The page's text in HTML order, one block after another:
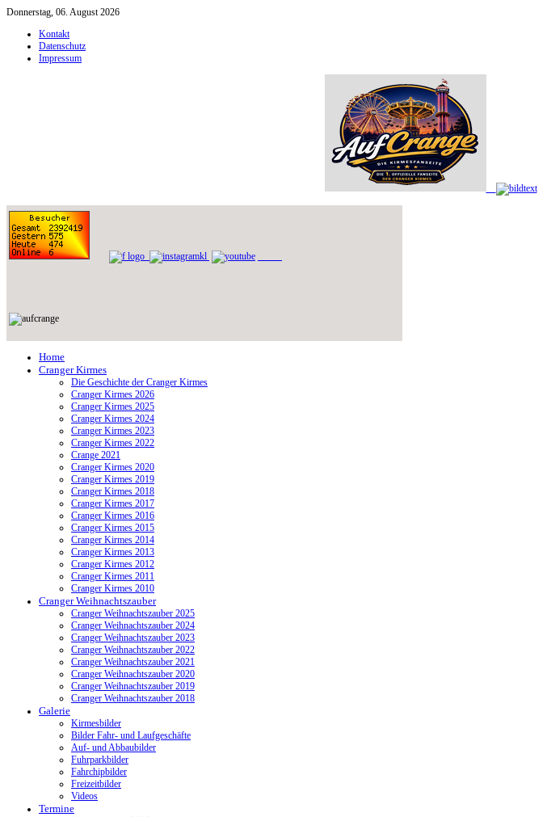
Donnerstag, 06. August 2026
Kontakt
Datenschutz
Impressum
Home
Cranger Kirmes
Die Geschichte der Cranger Kirmes
Cranger Kirmes 2026
Cranger Kirmes 2025
Cranger Kirmes 2024
Cranger Kirmes 2023
Cranger Kirmes 2022
Crange 2021
Cranger Kirmes 2020
Cranger Kirmes 2019
Cranger Kirmes 2018
Cranger Kirmes 2017
Cranger Kirmes 2016
Cranger Kirmes 2015
Cranger Kirmes 2014
Cranger Kirmes 2013
Cranger Kirmes 2012
Cranger Kirmes 2011
Cranger Kirmes 2010
Cranger Weihnachtszauber
Cranger Weihnachtszauber 2025
Cranger Weihnachtszauber 2024
Cranger Weihnachtszauber 2023
Cranger Weihnachtszauber 2022
Cranger Weihnachtszauber 2021
Cranger Weihnachtszauber 2020
Cranger Weihnachtszauber 2019
Cranger Weihnachtszauber 2018
Galerie
Kirmesbilder
Bilder Fahr- und Laufgeschäfte
Auf- und Abbaubilder
Fuhrparkbilder
Fahrchipbilder
Freizeitbilder
Videos
Termine